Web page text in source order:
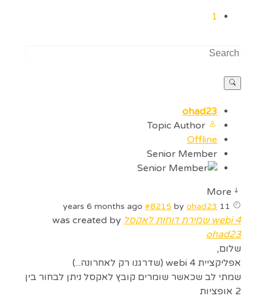
1
ohad23
Topic Author
Offline
Senior Member
More
11 years 6 months ago
#8215 byohad23
webi 4 שמירת דוחות לאקסל
was created by
ohad23
שלום,
אפליקציית webi 4 (שדרגנו רק לאחרונה...)
שמתי לב שכאשר שומרים קובץ לאקסל ניתן לבחור בין